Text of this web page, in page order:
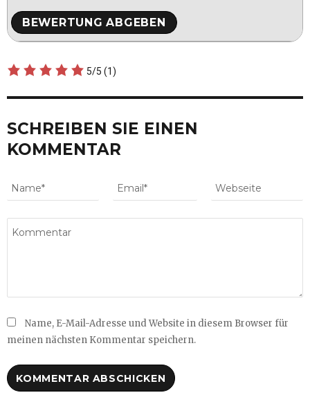
5/5 (1)
SCHREIBEN SIE EINEN
KOMMENTAR
Name, E-Mail-Adresse und Website in diesem Browser für
meinen nächsten Kommentar speichern.